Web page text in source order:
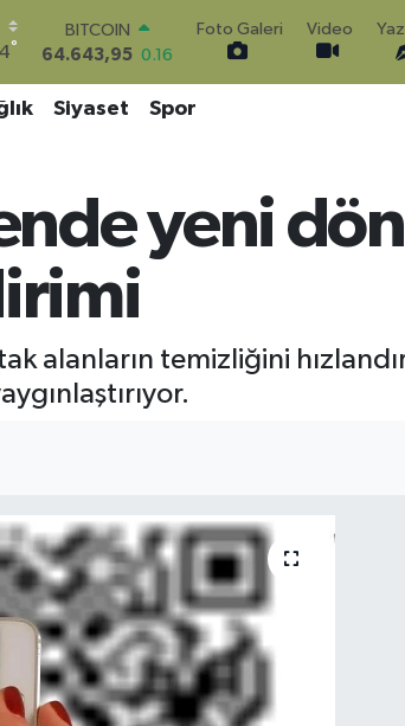
°
BITCOIN
64.643,95
0.16
EURO
64,2143
GRAM ALTIN
6500.87 0.12
BİST100
13.799
Foto Galeri Video
Siyaset Spor
yeni
alanların temizliğini